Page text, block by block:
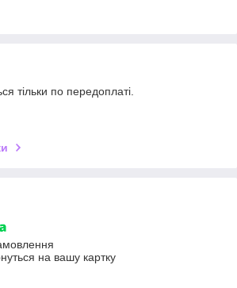
тільки по передоплаті.
на вашу картку